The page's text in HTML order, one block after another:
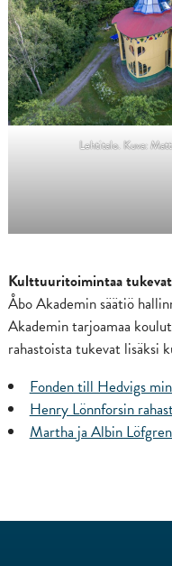
Lehtitalo. Kuva:
Kulttuuritoimintaa
Åbo Akademin säätiö
Akademin tarjoamaa
rahastoista tukevat
Fonden till Hedvigs
Henry Lönnforsin
Martha ja Albin